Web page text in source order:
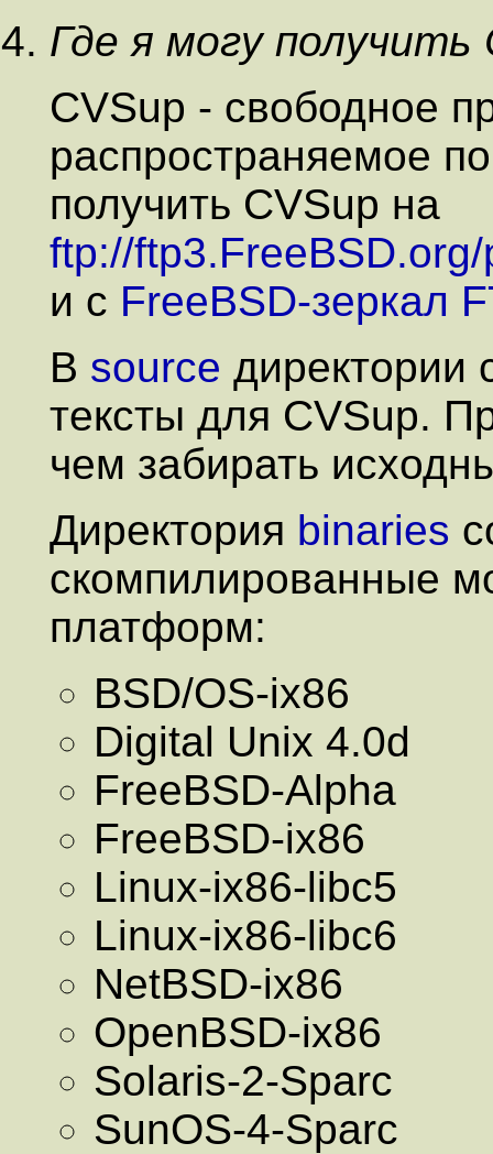
Где я могу получить
CVSup - свободное
распространяемое
получить CVSup на
ftp://
и с FreeBSD-зеркал
В source директории
тексты для CVSup.
чем забирать
Директория binaries
скомпилированные
платформ:
BSD/OS-ix86
Digital Unix 4.0d
FreeBSD-Alpha
FreeBSD-ix86
Linux-ix86-libc5
Linux-ix86-libc6
NetBSD-ix86
OpenBSD-ix86
Solaris-2-Sparc
SunOS-4-Sparc